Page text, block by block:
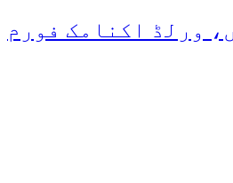
ورلڈ اکنامک فورم